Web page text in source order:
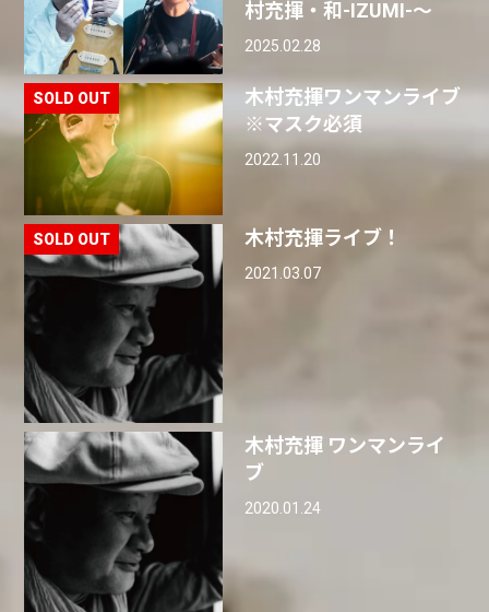
村充揮・和-IZUMI-〜
2025.02.28
木村充揮ワンマンライブ
※マスク必須
2022.11.20
木村充揮ライブ！
2021.03.07
木村充揮 ワンマンライ
ブ
2020.01.24